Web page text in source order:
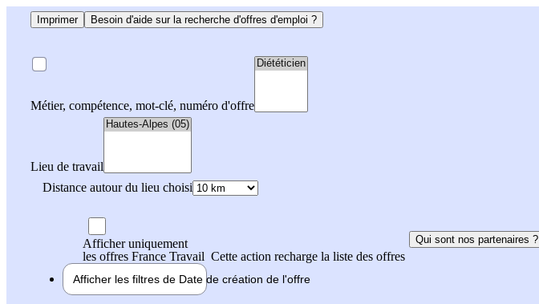
Imprimer Besoin d'aide sur la recherche d'offres d'emploi ?
Métier, compétence, mot-clé, numéro d'offre
Lieu de travail
Distance autour du lieu choisi
Afficher uniquement
les offres France Travail Cette action recharge la liste des offres
Qui sont nos partenaires ?
Afficher les filtres de Date de création de l'offre